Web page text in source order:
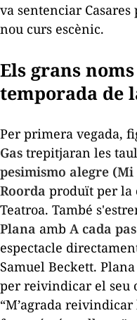
va sentenciar
nou curs escènic.
Els grans
temporada de
Per primera vegada,
Gas trepitjaran les
pesimismo alegre
Roorda produït per la
Teatroa. També
Plana amb A cada
espectacle
Samuel Beckett.
per reivindicar el seu
“M’agrada